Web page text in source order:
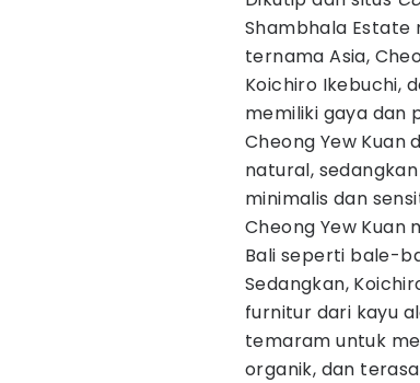
Shambhala Estate
ternama Asia,
Koichiro Ikebuchi,
memiliki gaya dan
Cheong Yew
natural,
minimalis dan
Cheong Yew
Bali seperti bale-
Sedangkan,
furnitur dari kayu
temaram untuk
organik, dan